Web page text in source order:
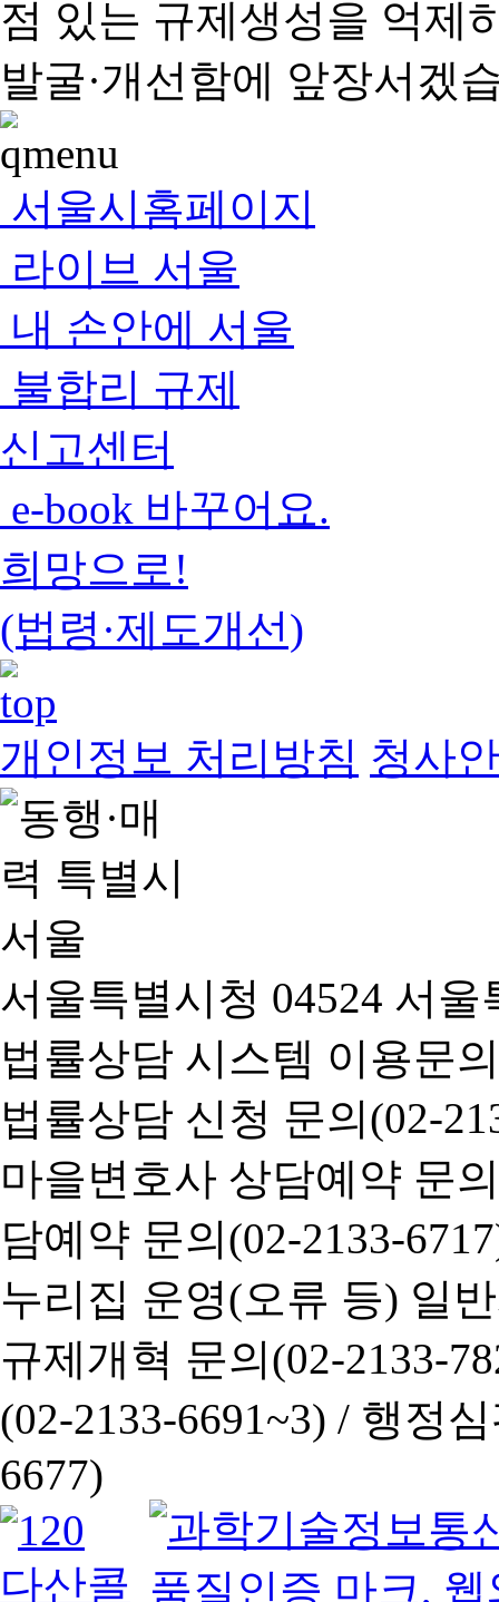
점 있는 규제생성을 억제
발굴·개선함에 앞장서겠
서울시홈페이지
라이브 서울
내 손안에 서울
불합리 규제
신고센터
e-book 바꾸어요.
희망으로!
(법령·제도개선)
개인정보 처리방침 청사
서울특별시청 04524 서
법률상담 시스템 이용문
법률상담 신청 문의(02-
마을변호사 상담예약 문
담예약 문의(02-2133-
누리집 운영(오류 등) 일
규제개혁 문의(02-2133-
(02-2133-6691~3) / 행정심
6677)